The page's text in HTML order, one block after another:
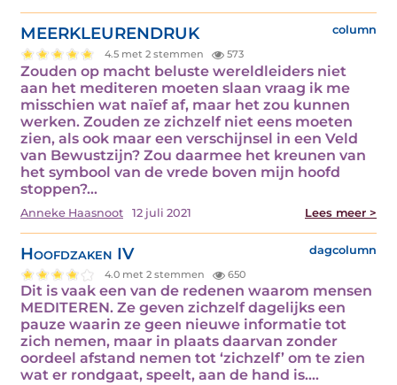
MEERKLEURENDRUK column
4.5 met 2 stemmen 573
Zouden op macht beluste wereldleiders niet
aan het mediteren moeten slaan vraag ik me
misschien wat naïef af, maar het zou kunnen
werken. Zouden ze zichzelf niet eens moeten
zien, als ook maar een verschijnsel in een Veld
van Bewustzijn? Zou daarmee het kreunen van
het symbool van de vrede boven mijn hoofd
stoppen?…
Anneke Haasnoot 12 juli 2021 Lees meer >
Hoofdzaken IV dagcolumn
4.0 met 2 stemmen 650
Dit is vaak een van de redenen waarom mensen
MEDITEREN. Ze geven zichzelf dagelijks een
pauze waarin ze geen nieuwe informatie tot
zich nemen, maar in plaats daarvan zonder
oordeel afstand nemen tot ‘zichzelf’ om te zien
wat er rondgaat, speelt, aan de hand is.…